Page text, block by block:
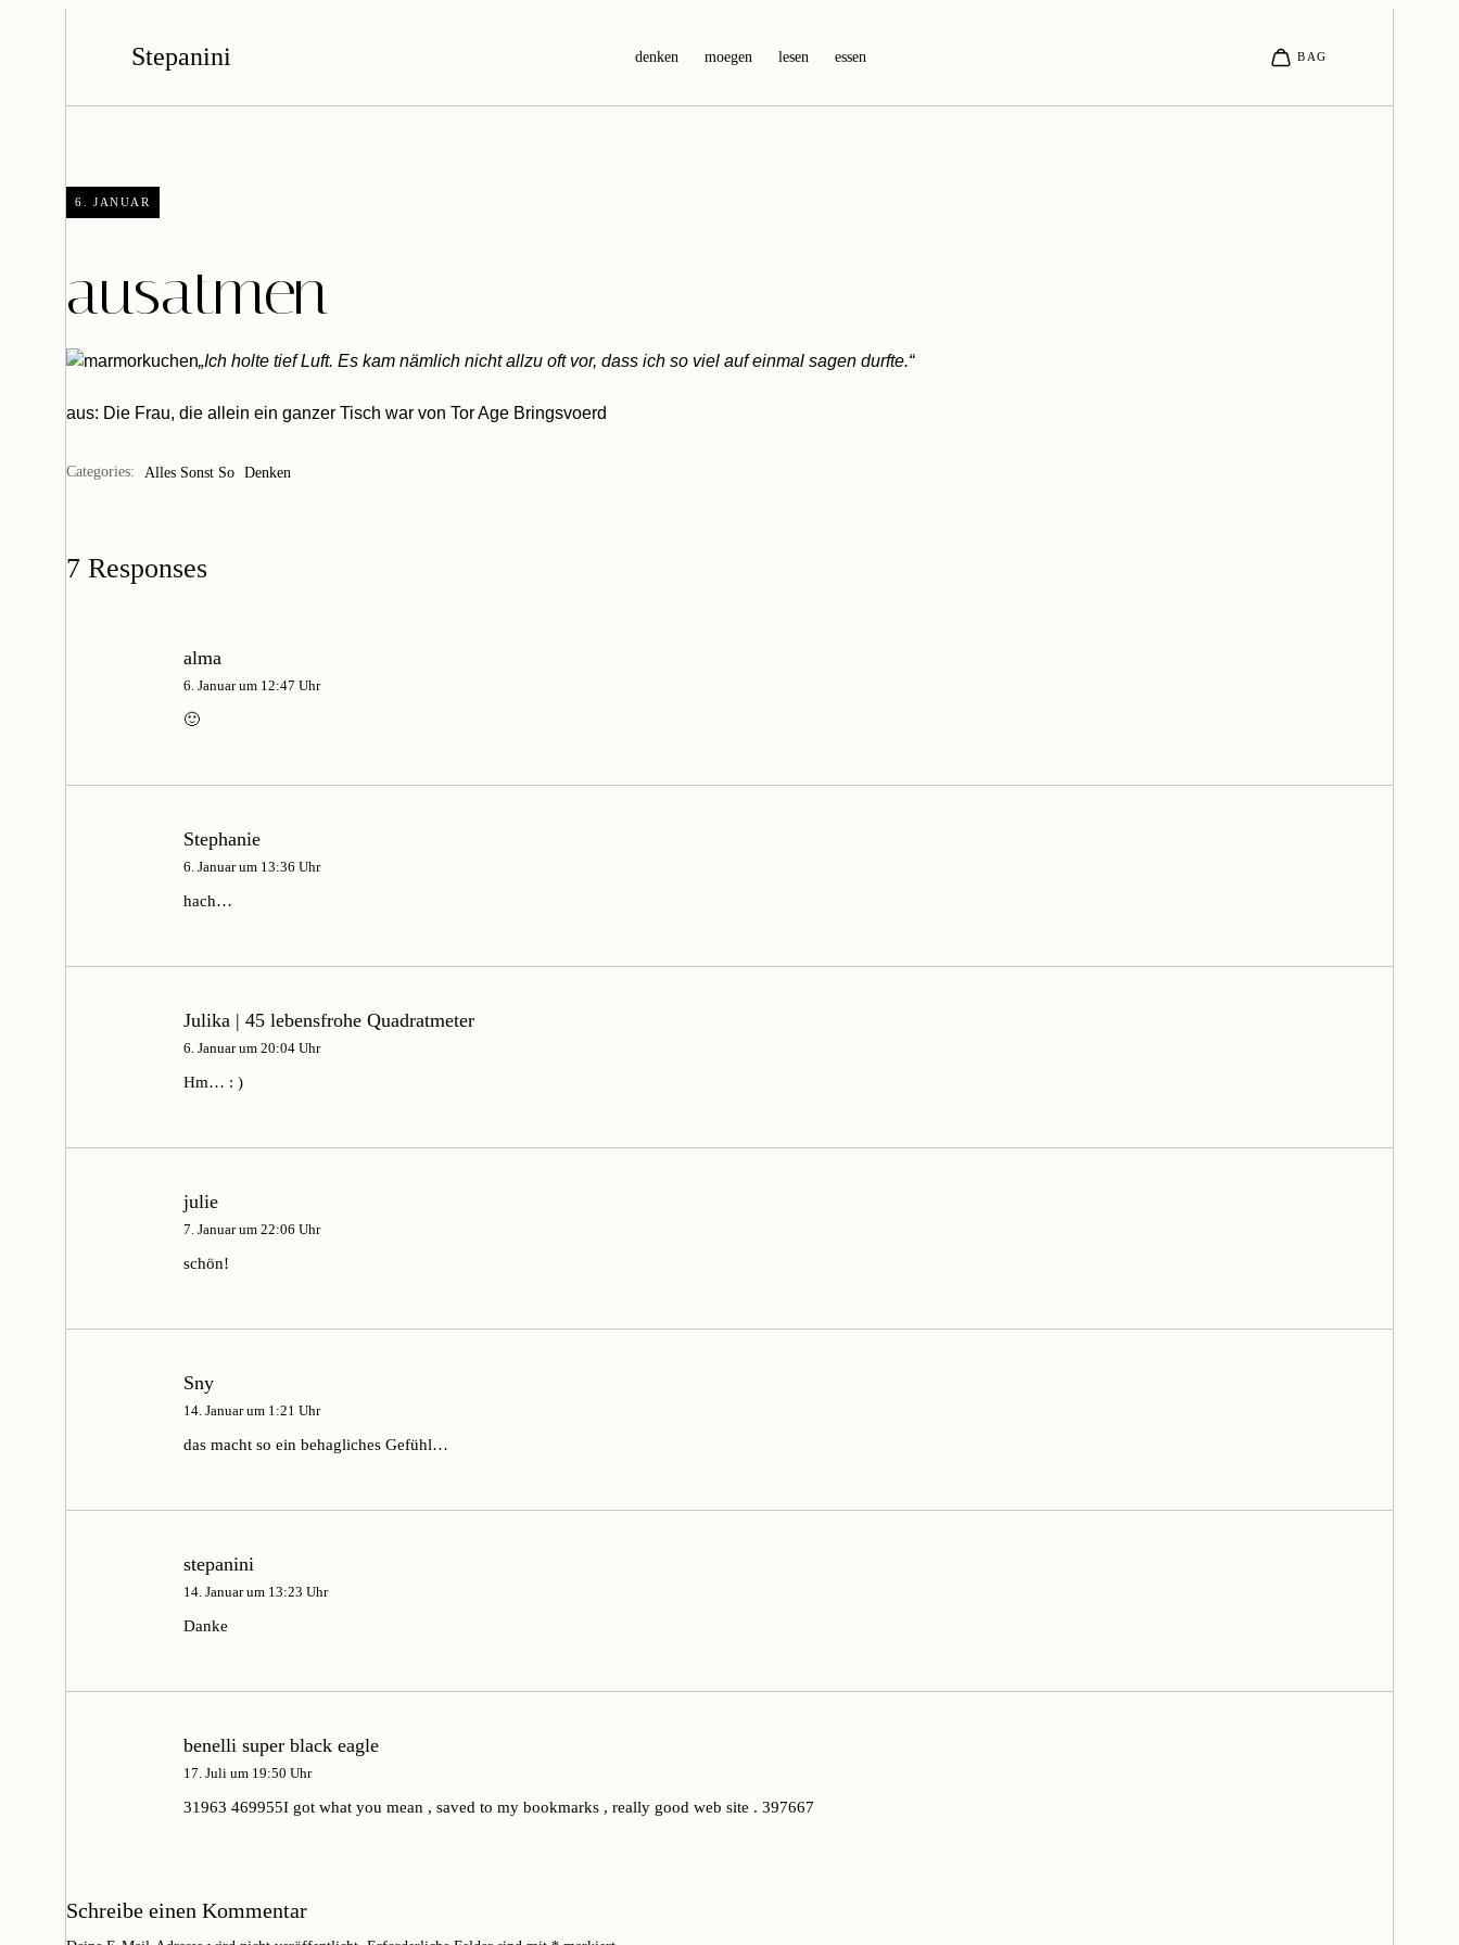
Stepanini denken moegen lesen essen
6. JANUAR
ausatmen
„Ich holte tief Luft. Es kam nämlich nicht allzu oft vor, dass ich so viel auf einmal sagen durfte.“
aus: Die Frau, die allein ein ganzer Tisch war von Tor Age Bringsvoerd
Categories: Alles Sonst So Denken
7 Responses
alma
6. Januar um 12:47 Uhr
🙂
Stephanie
6. Januar um 13:36 Uhr
hach…
Julika | 45 lebensfrohe Quadratmeter
6. Januar um 20:04 Uhr
Hm… : )
julie
7. Januar um 22:06 Uhr
schön!
Sny
14. Januar um 1:21 Uhr
das macht so ein behagliches Gefühl…
stepanini
14. Januar um 13:23 Uhr
Danke
benelli super black eagle
17. Juli um 19:50 Uhr
31963 469955I got what you mean , saved to my bookmarks , really good web site . 397667
Schreibe einen Kommentar